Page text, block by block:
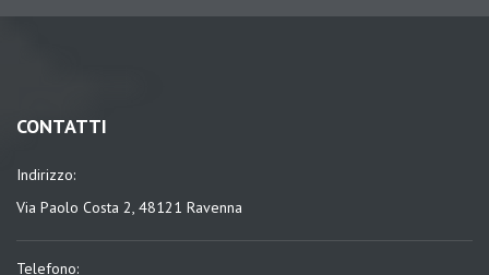
CONTATTI
Indirizzo:
Via Paolo Costa 2, 48121 Ravenna
Telefono: